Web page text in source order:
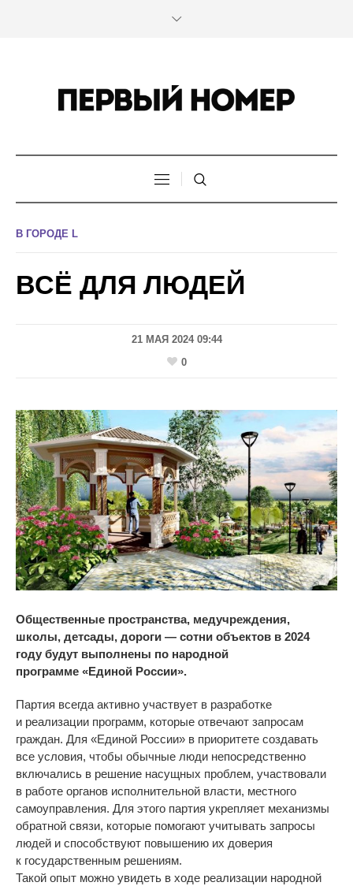
В ГОРОДЕ L
ВСЁ ДЛЯ ЛЮДЕЙ
21 МАЯ 2024 09:44
0
Общественные пространства, медучреждения,
школы, детсады, дороги — сотни объектов в 2024
году будут выполнены по народной
программе «Единой России».
Партия всегда активно участвует в разработке
и реализации программ, которые отвечают запросам
граждан. Для «Единой России» в приоритете создавать
все условия, чтобы обычные люди непосредственно
включались в решение насущных проблем, участвовали
в работе органов исполнительной власти, местного
самоуправления. Для этого партия укрепляет механизмы
обратной связи, которые помогают учитывать запросы
людей и способствуют повышению их доверия
к государственным решениям.
Такой опыт можно увидеть в ходе реализации народной